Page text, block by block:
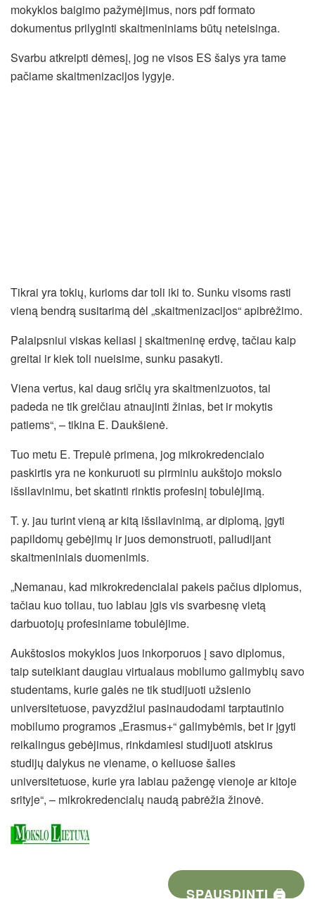
mokyklos baigimo pažymėjimus, nors pdf formato
dokumentus prilyginti skaitmeniniams būtų neteisinga.
Svarbu atkreipti dėmesį, jog ne visos ES šalys yra tame
pačiame skaitmenizacijos lygyje.
Tikrai yra tokių, kurioms dar toli iki to. Sunku visoms rasti
vieną bendrą susitarimą dėl „skaitmenizacijos“ apibrėžimo.
Palaipsniui viskas keliasi į skaitmeninę erdvę, tačiau kaip
greitai ir kiek toli nueisime, sunku pasakyti.
Viena vertus, kai daug sričių yra skaitmenizuotos, tai
padeda ne tik greičiau atnaujinti žinias, bet ir mokytis
patiems“, – tikina E. Daukšienė.
Tuo metu E. Trepulė primena, jog mikrokredencialo
paskirtis yra ne konkuruoti su pirminiu aukštojo mokslo
išsilavinimu, bet skatinti rinktis profesinį tobulėjimą.
T. y. jau turint vieną ar kitą išsilavinimą, ar diplomą, įgyti
papildomų gebėjimų ir juos demonstruoti, paliudijant
skaitmeniniais duomenimis.
„Nemanau, kad mikrokredencialai pakeis pačius diplomus,
tačiau kuo toliau, tuo labiau įgis vis svarbesnę vietą
darbuotojų profesiniame tobulėjime.
Aukštosios mokyklos juos inkorporuos į savo diplomus,
taip suteikiant daugiau virtualaus mobilumo galimybių savo
studentams, kurie galės ne tik studijuoti užsienio
universitetuose, pavyzdžiui pasinaudodami tarptautinio
mobilumo programos „Erasmus+“ galimybėmis, bet ir įgyti
reikalingus gebėjimus, rinkdamiesi studijuoti atskirus
studijų dalykus ne viename, o keliuose šalies
universitetuose, kurie yra labiau pažengę vienoje ar kitoje
srityje“, – mikrokredencialų naudą pabrėžia žinovė.
SPAUSDINTI 🖨